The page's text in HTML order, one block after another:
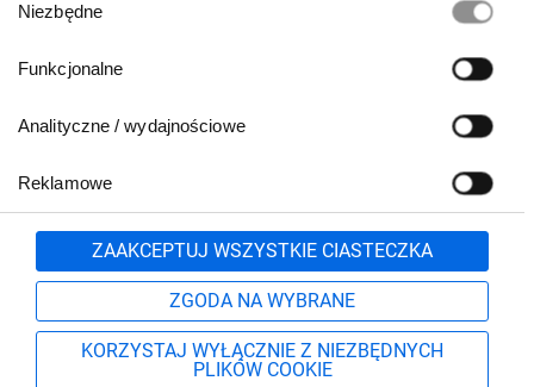
zgody
Niezbędne
Funkcjonalne
Analityczne / wydajnościowe
Reklamowe
ZAAKCEPTUJ WSZYSTKIE CIASTECZKA
ZGODA NA WYBRANE
KORZYSTAJ WYŁĄCZNIE Z NIEZBĘDNYCH
PLIKÓW COOKIE
801 500 700 lub
71 37 61 600
Formularz kontaktowy